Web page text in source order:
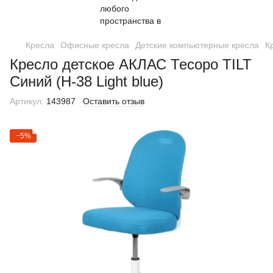
Кресла Офисные кресла Детские компьютерные кресла
Кресло детское АКЛАС Тесоро TILT
Синий (H-38 Light blue)
Артикул: 143987 Оставить отзыв
−5%